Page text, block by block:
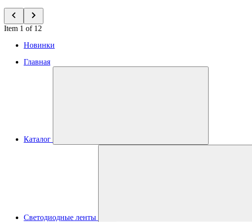
Item 1 of 12
Новинки
Главная
Каталог
Светодиодные ленты